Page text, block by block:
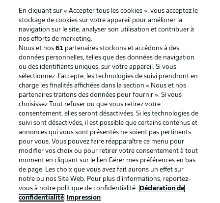
Football as it's meant to be
BUNDESLIGA APP
Proposé par
En cliquant sur « Accepter tous les cookies », vous acceptez le
stockage de cookies sur votre appareil pour améliorer la
navigation sur le site, analyser son utilisation et contribuer à
nos efforts de marketing.
Nous et nos61 partenaires stockons et accédons à des
données personnelles, telles que des données de navigation
ou des identifiants uniques, sur votre appareil. Si vous
sélectionnez J'accepte, les technologies de suivi prendront en
charge les finalités affichées dans la section « Nous et nos
partenaires traitons des données pour fournir ». Si vous
choisissez Tout refuser ou que vous retirez votre
consentement, elles seront désactivées. Si les technologies de
suivi sont désactivées, il est possible que certains contenus et
annonces qui vous sont présentés ne soient pas pertinents
pour vous. Vous pouvez faire réapparaître ce menu pour
modifier vos choix ou pour retirer votre consentement à tout
moment en cliquant sur le lien Gérer mes préférences en bas
de page. Les choix que vous avez fait aurons un effet sur
notre ou nos Site Web. Pour plus d’informations, reportez-
vous à notre politique de confidentialité.
Déclaration de
confidentialité
Impression